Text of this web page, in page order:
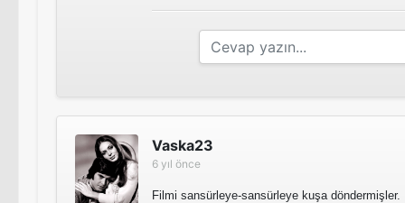
Vaska23
6 yıl önce
Filmi sansürleye-sansürleye kuşa döndermişler.